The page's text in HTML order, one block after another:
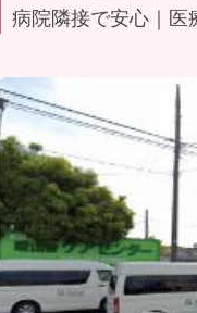
病院隣接で安心｜医